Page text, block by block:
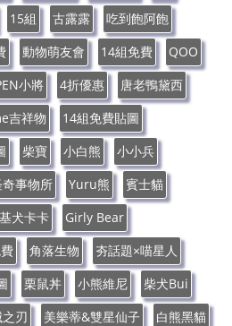
15組 古露露
吃到飽阿飽
動物萌友會 14組免費
QOO
小將 4折優惠
唐老鴨黛西
吉祥物
14組免費貼圖
柴寶 小白熊
小小兵
事物所 Yuru熊
賓士貓
犬卡卡
Girly Bear
角落生物
夯話題×喵星人
栗鼠丼 小熊維尼
柴犬Bui
之刃 美樂蒂&雙星仙子
白熊黑貓